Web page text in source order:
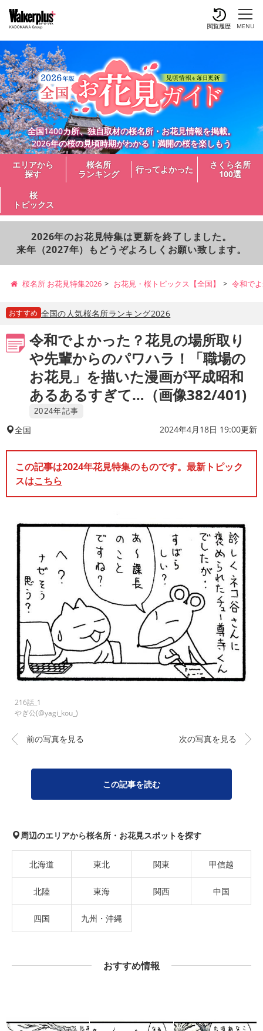
MENU
閲覧履歴
全国1400カ所、独自取材の桜名所・お花見情報を掲載。
2026年の桜の見頃時期がわかる！満開の桜を楽しもう
エリアから
探す
桜名所
ランキング
行ってよかった
さくら名所
100選
桜
トピックス
2026年のお花見特集は更新を終了しました。
来年（2027年）もどうぞよろしくお願い致します。
桜名所 お花見特集2026 お花見・桜トピックス【全国】 令和で
おすすめ 全国の人気桜名所ランキング2026
令和でよかった？花見の場所取り
や先輩からのパワハラ！「職場の
お花見」を描いた漫画が平成昭和
あるあるすぎて…（画像382/401)
2024年記事
全国 2024年4月18日 19:00更新
この記事は2024年花見特集のものです。最新トピック
スはこちら
216話_1
やぎ公(@yagi_kou_)
前の写真を見る 次の写真を見る
この記事を読む
周辺のエリアから桜名所・お花見スポットを探す
北海道 東北 関東 甲信越
北陸 東海 関西 中国
四国 九州・沖縄
おすすめ情報